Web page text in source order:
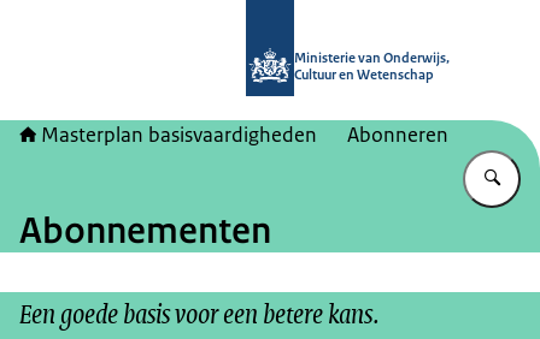
Ministerie van Onderwijs,
Cultuur en Wetenschap
Masterplan basisvaardigheden Abonneren
Abonnementen
Een goede basis voor een betere kans.